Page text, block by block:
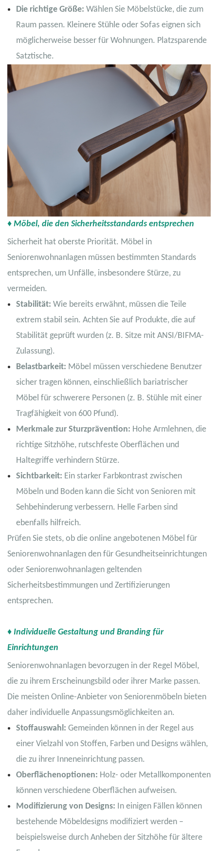
Die richtige Größe: Wählen Sie Möbelstücke, die zum
Raum passen. Kleinere Stühle oder Sofas eignen sich
möglicherweise besser für Wohnungen. Platzsparende
Satztische.
♦ Möbel, die den Sicherheitsstandards entsprechen
Sicherheit hat oberste Priorität. Möbel in
Seniorenwohnanlagen müssen bestimmten Standards
entsprechen, um Unfälle, insbesondere Stürze, zu
vermeiden.
Stabilität: Wie bereits erwähnt, müssen die Teile
extrem stabil sein. Achten Sie auf Produkte, die auf
Stabilität geprüft wurden (z. B. Sitze mit ANSI/BIFMA-
Zulassung).
Belastbarkeit: Möbel müssen verschiedene Benutzer
sicher tragen können, einschließlich bariatrischer
Möbel für schwerere Personen (z. B. Stühle mit einer
Tragfähigkeit von 600 Pfund).
Merkmale zur Sturzprävention: Hohe Armlehnen, die
richtige Sitzhöhe, rutschfeste Oberflächen und
Haltegriffe verhindern Stürze.
Sichtbarkeit: Ein starker Farbkontrast zwischen
Möbeln und Boden kann die Sicht von Senioren mit
Sehbehinderung verbessern. Helle Farben sind
ebenfalls hilfreich.
Prüfen Sie stets, ob die online angebotenen Möbel für
Seniorenwohnanlagen den für Gesundheitseinrichtungen
oder Seniorenwohnanlagen geltenden
Sicherheitsbestimmungen und Zertifizierungen
entsprechen.
♦ Individuelle Gestaltung und Branding für
Einrichtungen
Seniorenwohnanlagen bevorzugen in der Regel Möbel,
die zu ihrem Erscheinungsbild oder ihrer Marke passen.
Die meisten Online-Anbieter von Seniorenmöbeln bieten
daher individuelle Anpassungsmöglichkeiten an.
Stoffauswahl: Gemeinden können in der Regel aus
einer Vielzahl von Stoffen, Farben und Designs wählen,
die zu ihrer Inneneinrichtung passen.
Oberflächenoptionen: Holz- oder Metallkomponenten
können verschiedene Oberflächen aufweisen.
Modifizierung von Designs: In einigen Fällen können
bestehende Möbeldesigns modifiziert werden –
beispielsweise durch Anheben der Sitzhöhe für ältere